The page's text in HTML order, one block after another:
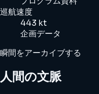
巡航速度
443 kt
企画データ
瞬間をアーカイブする
人間の文脈